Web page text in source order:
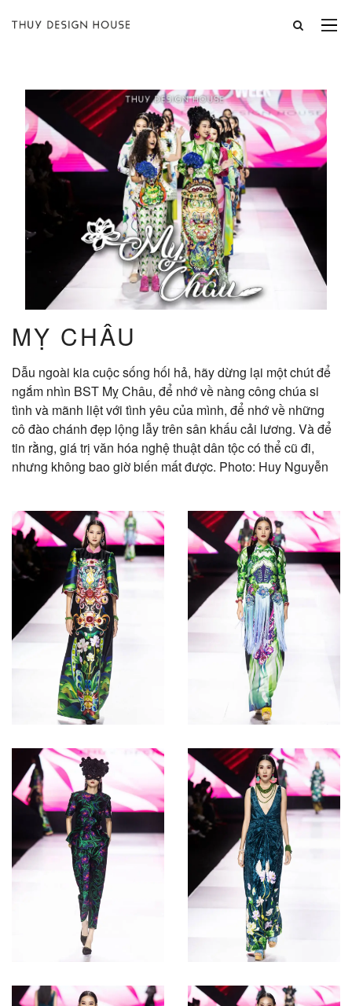
MỴ CHÂU
Dẫu ngoài kia cuộc sống hối hả, hãy dừng lại một chút để
ngắm nhìn BST Mỵ Châu, để nhớ về nàng công chúa si
tình và mãnh liệt với tình yêu của mình, để nhớ về những
cô đào chánh đẹp lộng lẫy trên sân khấu cải lương. Và để
tin rằng, giá trị văn hóa nghệ thuật dân tộc có thể cũ đi,
nhưng không bao giờ biến mất được. Photo: Huy Nguyễn